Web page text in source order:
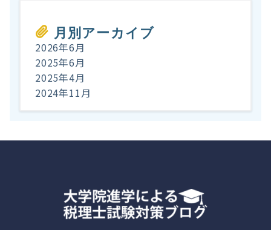
月別アーカイブ
2026年6月
2025年6月
2025年4月
2024年11月